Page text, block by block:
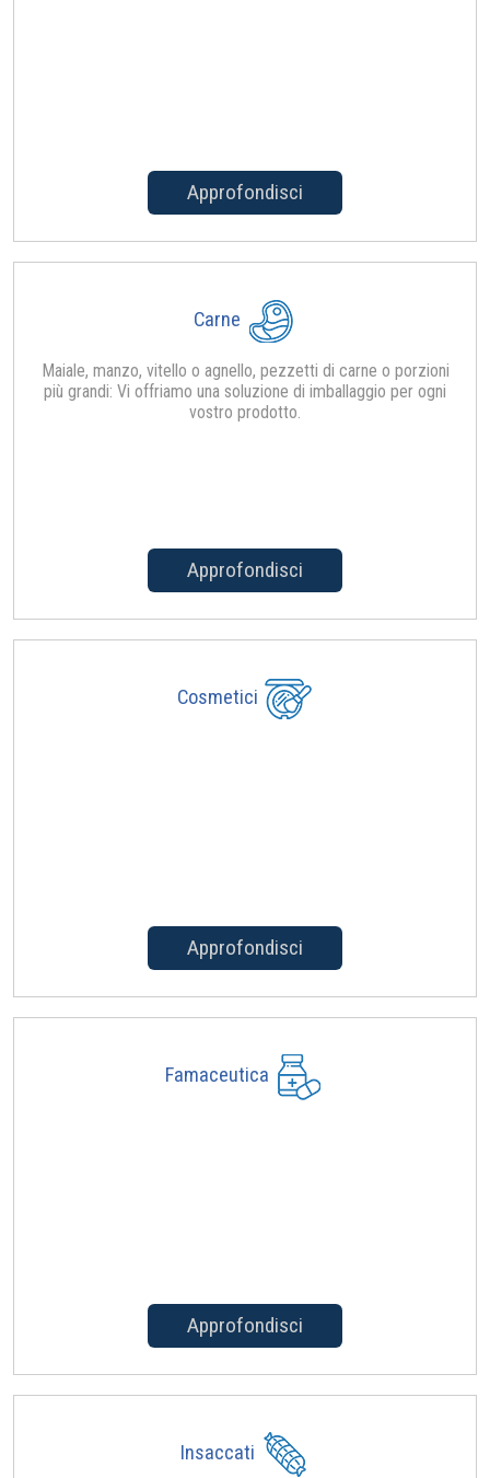
Approfondisci
Carne
Maiale, manzo, vitello o agnello, pezzetti di carne o porzioni
più grandi: Vi offriamo una soluzione di imballaggio per ogni
vostro prodotto.
Approfondisci
Cosmetici
Approfondisci
Famaceutica
Approfondisci
Insaccati